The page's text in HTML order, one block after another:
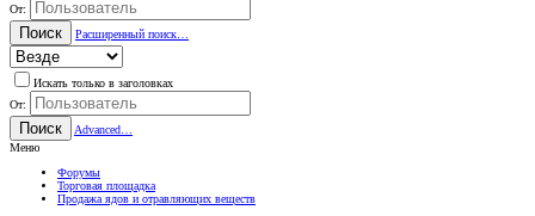
От:
Поиск Расширенный поиск…
Искать только в заголовках
От:
Поиск
Advanced…
Меню
Форумы
Торговая площадка
Продажа ядов и отравляющих веществ